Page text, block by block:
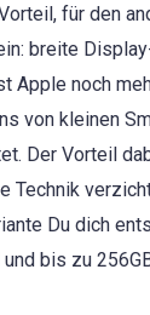
für den
breite
Apple noch
von kleinen
Der Vorteil
Technik
Du dich
bis zu